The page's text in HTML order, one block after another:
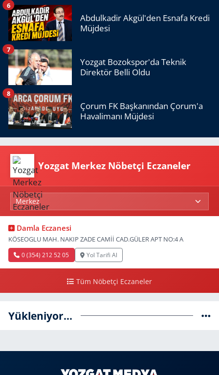
Abdulkadir Akgül'den Esnafa Kredi
Müjdesi
6
Yozgat Bozokspor'da Teknik
Direktör Belli Oldu
7
Çorum FK Başkanından Çorum'a
Havalimanı Müjdesi
8
Yozgat Merkez Nöbetçi Eczaneler
Damla Eczanesi
KÖSEOGLU MAH. NAKIP ZADE CAMİİ CAD.GÜLER APT NO:4 A
0 (354) 212 52 05 Yol Tarifi Al
Tüm Nöbetçi Eczaneler
Yükleniyor...